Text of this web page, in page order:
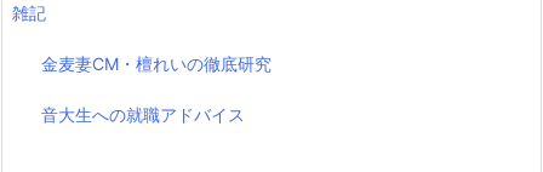
雑記
金麦妻CM・檀れいの徹底研究
音大生への就職アドバイス